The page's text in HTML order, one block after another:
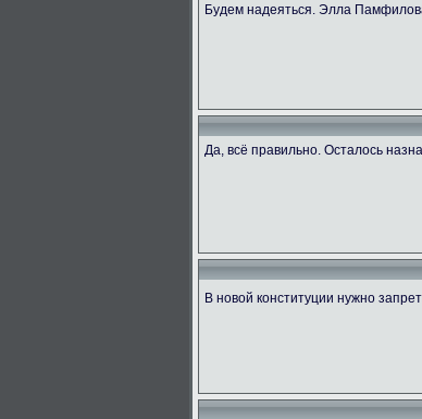
Будем надеяться. Элла
Да, всё правильно. Осталось
В новой конституции нужно